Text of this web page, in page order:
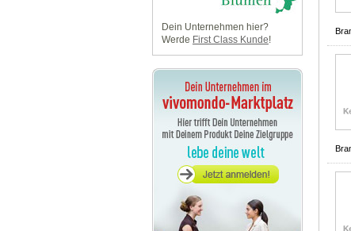
Dein Unternehmen hier?
Werde First Class Kunde!